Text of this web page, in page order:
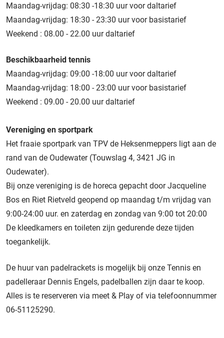
Maandag-vrijdag: 08:30 -18:30 uur voor daltarief
Maandag-vrijdag: 18:30 - 23:30 uur voor basistarief
Weekend : 08.00 - 22.00 uur daltarief
Beschikbaarheid tennis
Maandag-vrijdag: 09:00 -18:00 uur voor daltarief
Maandag-vrijdag: 18:00 - 23:00 uur voor basistarief
Weekend : 09.00 - 20.00 uur daltarief
Vereniging en sportpark
Het fraaie sportpark van TPV de Heksenmeppers ligt aan de
rand van de Oudewater (Touwslag 4, 3421 JG in
Oudewater).
Bij onze vereniging is de horeca gepacht door Jacqueline
Bos en Riet Rietveld geopend op maandag t/m vrijdag van
9:00-24:00 uur. en zaterdag en zondag van 9:00 tot 20:00
De kleedkamers en toileten zijn gedurende deze tijden
toegankelijk.
De huur van padelrackets is mogelijk bij onze Tennis en
padelleraar Dennis Engels, padelballen zijn daar te koop.
Alles is te reserveren via meet & Play of via telefoonnummer
06-51125290.